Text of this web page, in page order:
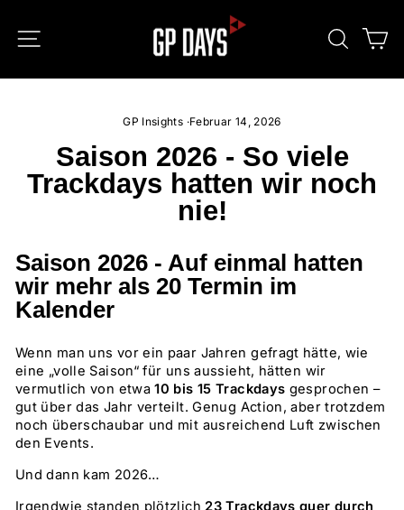
Inhalt
SEITENNAVIGATION SUCHE
GP Insights ·Februar 14, 2026
Saison 2026 - So viele
Trackdays hatten wir noch
nie!
Saison 2026 - Auf einmal hatten
wir mehr als 20 Termin im
Kalender
Wenn man uns vor ein paar Jahren gefragt hätte, wie
eine „volle Saison“ für uns aussieht, hätten wir
vermutlich von etwa10 bis 15 Trackdays gesprochen –
gut über das Jahr verteilt. Genug Action, aber trotzdem
noch überschaubar und mit ausreichend Luft zwischen
den Events.
Und dann kam 2026…
Irgendwie standen plötzlich 23 Trackdays quer durch